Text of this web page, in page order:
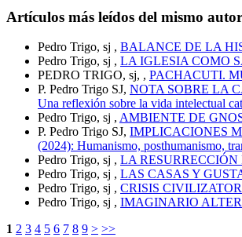
Artículos más leídos del mismo
Pedro Trigo, sj , BALANCE DE LA
Pedro Trigo, sj , LA IGLESIA COMO
PEDRO TRIGO, sj, , PACHACUTI.
P. Pedro Trigo SJ, NOTA SOBRE LA
Una reflexión sobre la vida intelectual
Pedro Trigo, sj , AMBIENTE DE
P. Pedro Trigo SJ, IMPLICACIONES
(2024): Humanismo, posthumanismo,
Pedro Trigo, sj , LA RESURRECCIÓN
Pedro Trigo, sj , LAS CASAS Y
Pedro Trigo, sj , CRISIS
Pedro Trigo, sj , IMAGINARIO
1 2 3 4 5 6 7 8 9 > >>